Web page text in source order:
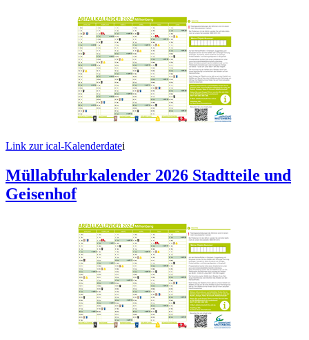
Link zur ical-Kalenderdatei
Müllabfuhrkalender 2026 Stadtteile und
Geisenhof